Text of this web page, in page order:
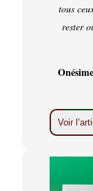
tous
rester
Voir